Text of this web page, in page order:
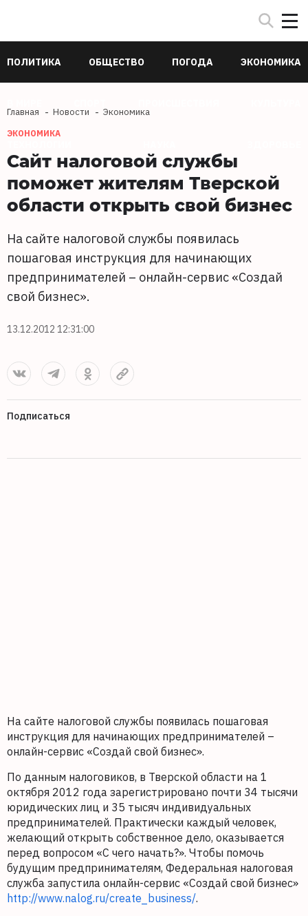
ПОЛИТИКА ОБЩЕСТВО ПОГОДА ЭКОНОМИКА
Главная Новости Экономика
ЭКОНОМИКА
Сайт налоговой службы
поможет жителям Тверской
области открыть свой бизнес
На сайте налоговой службы появилась
пошаговая инструкция для начинающих
предпринимателей – онлайн-сервис «Создай
свой бизнес».
13.12.2012 12:31:00
Подписаться
На сайте налоговой службы появилась пошаговая
инструкция для начинающих предпринимателей –
онлайн-сервис «Создай свой бизнес».
По данным налоговиков, в Тверской области на 1
октября 2012 года зарегистрировано почти 34 тысячи
юридических лиц и 35 тысяч индивидуальных
предпринимателей. Практически каждый человек,
желающий открыть собственное дело, оказывается
перед вопросом «С чего начать?». Чтобы помочь
будущим предпринимателям, Федеральная налоговая
служба запустила онлайн-сервис «Создай свой бизнес»
http://www.nalog.ru/create_business/.